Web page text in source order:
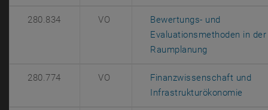
280.834 VO
Bewertungs- und
Evaluationsmethoden in der
Raumplanung
280.774 VO
Finanzwissenschaft und
Infrastrukturökonomie